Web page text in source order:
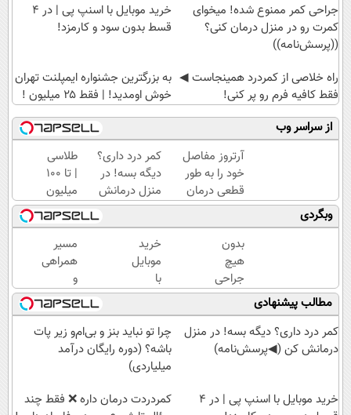
جراحی کمر ممنوع شده! میخوای
کمرت رو در منزل درمان کنی؟
((پرسش‌نامه))
خرید موبایل با اسنپ پی | در ۴
قسط بدون سود و کارمزد!
‌راه خلاصی از کمردرد همینجاست ◀
فقط کافیه فرم رو پر کنی!
به بزرگترین جشنواره ایمپلنت تهران
خوش اومدید! | فقط ۲۵ میلیون !
از سراسر وب
آرتروز مفاصل
خود را به طور
قطعی درمان
کنید!
◗پرسش‌نامه◖
کمر درد داری؟
دیگه بسه! در
منزل درمانش
کن
(◀پرسش‌نامه)
طلاسی
| تا 100
میلیون
وام
آنی
خرید
طلا💰
ثبت
نام
کن!
وبگردی
بدون
هیچ
جراحی
و
دارویی
زانو
درد
کنید
خرید
موبایل
با
اسنپ
پی | در
۴
قسط
بدون
کارمزد!
مسیر
همراهی
و
گزارش
عملکرد
گروه
اسنپ
مطالب پیشنهادی
کمر درد داری؟ دیگه بسه! در منزل
درمانش کن (◀پرسش‌نامه)
چرا تو نباید بنز و بی‌ام‌و زیر پات
باشه؟ (دوره رایگان درآمد
میلیاردی)
خرید موبایل با اسنپ پی | در ۴
‌کمردردت درمان داره ❌ فقط چند